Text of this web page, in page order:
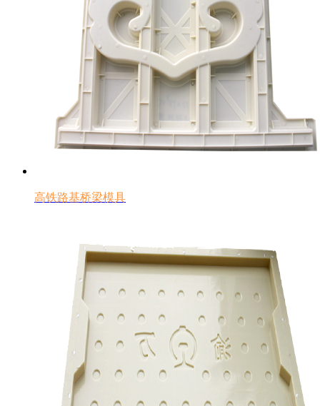
高铁路基桥梁模具